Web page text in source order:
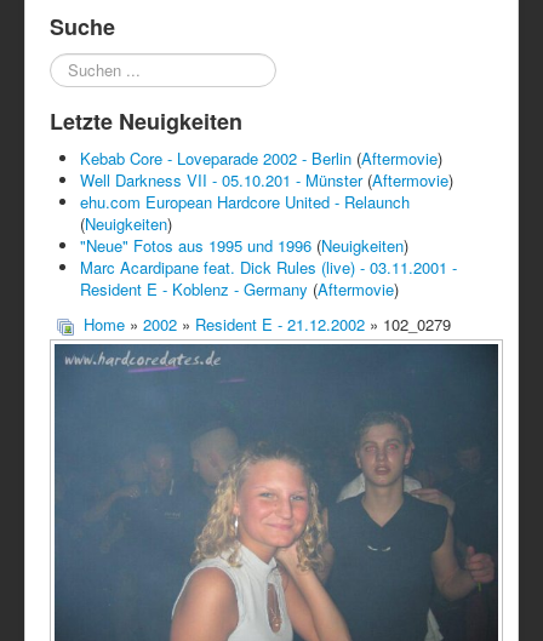
Suche
Suchen
...
Letzte Neuigkeiten
Kebab Core - Loveparade 2002 - Berlin (Aftermovie)
Well Darkness VII - 05.10.201 - Münster (Aftermovie)
ehu.com European Hardcore United - Relaunch
(Neuigkeiten)
"Neue" Fotos aus 1995 und 1996 (Neuigkeiten)
Marc Acardipane feat. Dick Rules (live) - 03.11.2001 -
Resident E - Koblenz - Germany (Aftermovie)
Home » 2002 » Resident E - 21.12.2002 » 102_0279